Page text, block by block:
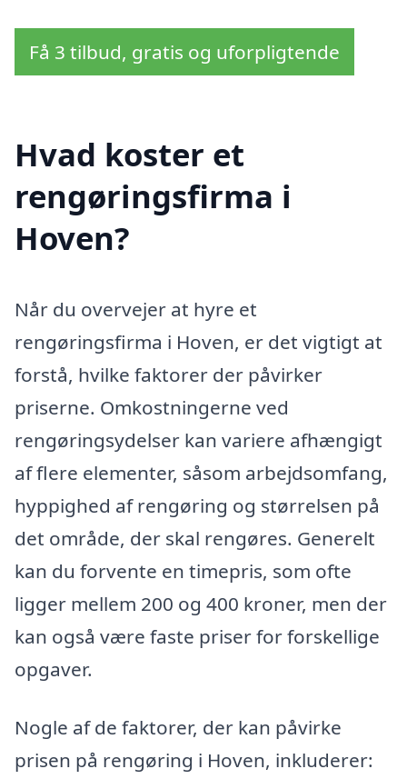
Få 3 tilbud, gratis og uforpligtende
Hvad koster et
rengøringsfirma i
Hoven?
Når du overvejer at hyre et
rengøringsfirma i Hoven, er det vigtigt at
forstå, hvilke faktorer der påvirker
priserne. Omkostningerne ved
rengøringsydelser kan variere afhængigt
af flere elementer, såsom arbejdsomfang,
hyppighed af rengøring og størrelsen på
det område, der skal rengøres. Generelt
kan du forvente en timepris, som ofte
ligger mellem 200 og 400 kroner, men der
kan også være faste priser for forskellige
opgaver.
Nogle af de faktorer, der kan påvirke
prisen på rengøring i Hoven, inkluderer: